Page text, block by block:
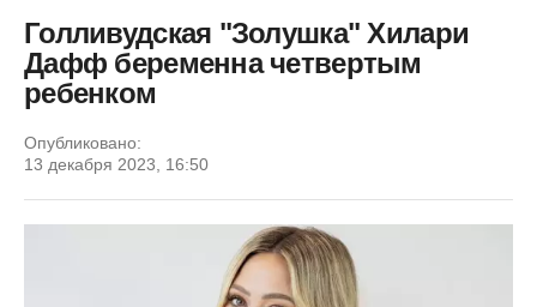
Голливудская "Золушка" Хилари
Дафф беременна четвертым
ребенком
Опубликовано:
13 декабря 2023, 16:50